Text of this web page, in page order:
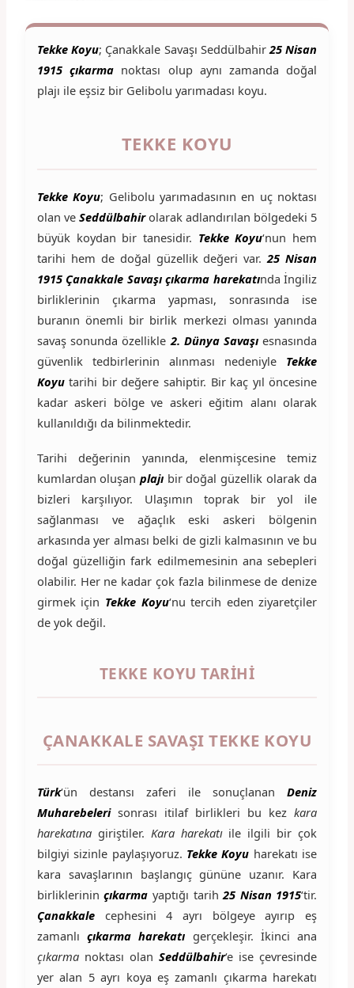
Tekke Koyu; Çanakkale Savaşı Seddülbahir 25 Nisan
1915 çıkarma noktası olup aynı zamanda doğal
plajı ile eşsiz bir Gelibolu yarımadası koyu.
TEKKE KOYU
Tekke Koyu; Gelibolu yarımadasının en uç noktası
olan ve Seddülbahir olarak adlandırılan bölgedeki 5
büyük koydan bir tanesidir. Tekke Koyu‘nun hem
tarihi hem de doğal güzellik değeri var.25 Nisan
1915 Çanakkale Savaşı çıkarma harekatında İngiliz
birliklerinin çıkarma yapması, sonrasında ise
buranın önemli bir birlik merkezi olması yanında
savaş sonunda özellikle 2. Dünya Savaşıesnasında
güvenlik tedbirlerinin alınması nedeniyle Tekke
Koyutarihi bir değere sahiptir. Bir kaç yıl öncesine
kadar askeri bölge ve askeri eğitim alanı olarak
kullanıldığı da bilinmektedir.
Tarihi değerinin yanında, elenmişcesine temiz
kumlardan oluşanplajı bir doğal güzellik olarak da
bizleri karşılıyor. Ulaşımın toprak bir yol ile
sağlanması ve ağaçlık eski askeri bölgenin
arkasında yer alması belki de gizli kalmasının ve bu
doğal güzelliğin fark edilmemesinin ana sebepleri
olabilir. Her ne kadar çok fazla bilinmese de denize
girmek için Tekke Koyu‘nu tercih eden ziyaretçiler
de yok değil.
TEKKE KOYU TARIHI
ÇANAKKALE SAVAŞI TEKKE KOYU
Türk‘ün destansı zaferi ile sonuçlananDeniz
Muharebelerisonrası itilaf birlikleri bu kezkara
harekatınagiriştiler. Kara harekatıile ilgili bir çok
bilgiyi sizinle paylaşıyoruz. Tekke Koyu harekatı ise
kara savaşlarının başlangıç gününe uzanır. Kara
birliklerininçıkarma yaptığı tarih25 Nisan 1915‘tir.
Çanakkale
cephesini 4 ayrı bölgeye ayırıp eş
zamanlıçıkarma harekatı gerçekleşir. İkinci ana
çıkarmanoktası olanSeddülbahir‘e ise çevresinde
yer alan 5 ayrı koya eş zamanlı çıkarma harekatı